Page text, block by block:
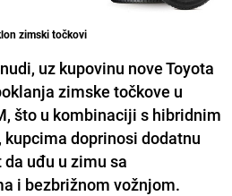
zimski točkovi
uz kupovinu nove Toyota
zimske točkove u
što u kombinaciji s hibridnim
kupcima doprinosi dodatnu
uđu u zimu sa
i bezbrižnom vožnjom.